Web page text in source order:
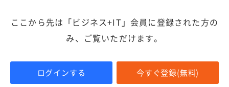
ここから先は「ビジネス+IT」会員に登録された方の
み、ご覧いただけます。
ログインする 今すぐ登録(無料)